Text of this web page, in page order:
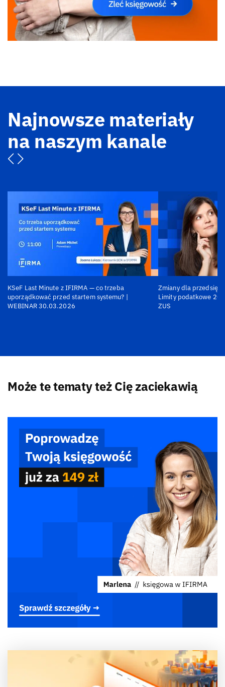
Najnowsze materiały
na naszym kanale
KSeF Last Minute z IFIRMA — co trzeba
uporządkować przed startem systemu? |
WEBINAR 30.03.2026
Zmiany dla
Limity podatkowe
ZUS
Może te tematy też Cię zaciekawią